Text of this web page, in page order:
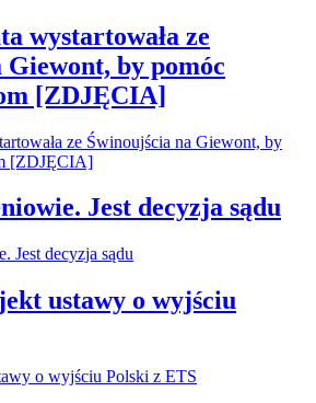
wystartowała ze
Giewont, by pomóc
[ZDJĘCIA]
Jest decyzja sądu
ustawy o wyjściu